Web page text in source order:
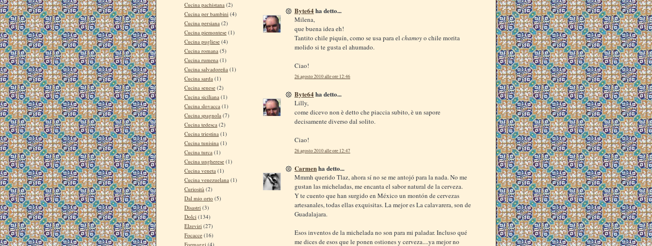
Cucina pachistana (2)
Cucina per bambini (4)
Cucina persiana (2)
Cucina piemontese (1)
Cucina pugliese (4)
Cucina romana (5)
Cucina rumena (1)
Cucina salvadoreña (1)
Cucina sarda (1)
Cucina senese (2)
Cucina siciliana (1)
Cucina slovacca (1)
Cucina spagnola (7)
Cucina tedesca (2)
Cucina triestina (1)
Cucina tunisina (1)
Cucina turca (1)
Cucina ungherese (1)
Cucina veneta (1)
Cucina venezuelana (1)
Curiosità (2)
Dal mio orto (5)
Disastri (3)
Dolci (134)
Elzeviri (27)
Focacce (16)
Formaggi (4)
Byte64ha detto...
Milena,
que buena idea eh!
Tantito chile piquín, como se usa para el chamoyo chile morita
molido si te gusta el ahumado.
Ciao!
26 agosto 2010 alle ore 12:46
Byte64ha detto...
Lilly,
come dicevo non è detto che piaccia subito, è un sapore
decisamente diverso dal solito.
Ciao!
26 agosto 2010 alle ore 12:47
Carmenha detto...
Mmmh querido Tlaz, ahora sí no se me antojó para la nada. No me
gustan las micheladas, me encanta el sabor natural de la cerveza.
Y te cuento que han surgido en México un montón de cervezas
artesanales, todas ellas exquisitas. La mejor es La calavarera, son de
Guadalajara.
Esos inventos de la michelada no son para mi paladar. Incluso qué
me dices de esos que le ponen ostiones y cerveza....ya mejor no